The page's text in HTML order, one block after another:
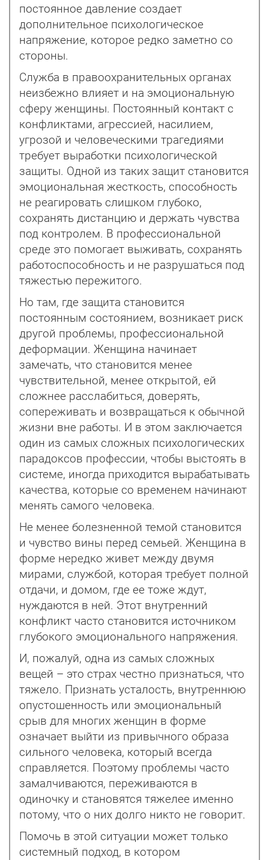
постоянное давление создает
дополнительное психологическое
напряжение, которое редко заметно со
стороны.
Служба в правоохранительных органах
неизбежно влияет и на эмоциональную
сферу женщины. Постоянный контакт с
конфликтами, агрессией, насилием,
угрозой и человеческими трагедиями
требует выработки психологической
защиты. Одной из таких защит становится
эмоциональная жесткость, способность
не реагировать слишком глубоко,
сохранять дистанцию и держать чувства
под контролем. В профессиональной
среде это помогает выживать, сохранять
работоспособность и не разрушаться под
тяжестью пережитого.
Но там, где защита становится
постоянным состоянием, возникает риск
другой проблемы, профессиональной
деформации. Женщина начинает
замечать, что становится менее
чувствительной, менее открытой, ей
сложнее расслабиться, доверять,
сопереживать и возвращаться к обычной
жизни вне работы. И в этом заключается
один из самых сложных психологических
парадоксов профессии, чтобы выстоять в
системе, иногда приходится вырабатывать
качества, которые со временем начинают
менять самого человека.
Не менее болезненной темой становится
и чувство вины перед семьей. Женщина в
форме нередко живет между двумя
мирами, службой, которая требует полной
отдачи, и домом, где ее тоже ждут,
нуждаются в ней. Этот внутренний
конфликт часто становится источником
глубокого эмоционального напряжения.
И, пожалуй, одна из самых сложных
вещей – это страх честно признаться, что
тяжело. Признать усталость, внутреннюю
опустошенность или эмоциональный
срыв для многих женщин в форме
означает выйти из привычного образа
сильного человека, который всегда
справляется. Поэтому проблемы часто
замалчиваются, переживаются в
одиночку и становятся тяжелее именно
потому, что о них долго никто не говорит.
Помочь в этой ситуации может только
системный подход, в котором